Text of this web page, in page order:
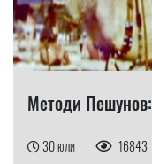
Методи
30 юли 16843